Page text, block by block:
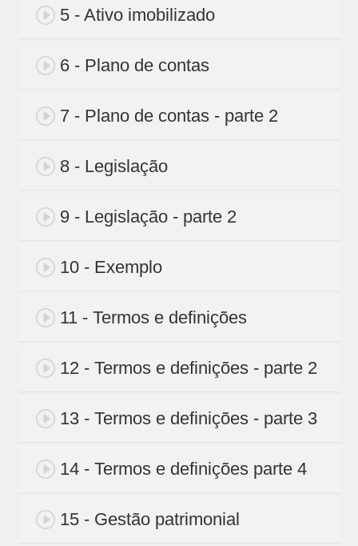
5 - Ativo imobilizado
6 - Plano de contas
7 - Plano de contas - parte 2
8 - Legislação
9 - Legislação - parte 2
10 - Exemplo
11 - Termos e definições
12 - Termos e definições - parte 2
13 - Termos e definições - parte 3
14 - Termos e definições parte 4
15 - Gestão patrimonial